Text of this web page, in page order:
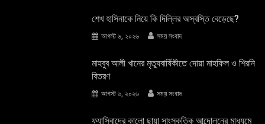
শেখ হাসিনাকে নিয়ে কি দিল্লির অস্বস্তি বেড়েছে?
আগস্ট ৬, ২০২৬ সময় সংবাদ
মাহবুব আলী খানের মৃত্যুবার্ষিকীতে দোয়া মাহফিল ও শিরনি
বিতরণ
আগস্ট ৬, ২০২৬ সময় সংবাদ
ফ্যাসিবাদের কালো ছায়া সাংস্কৃতিক আন্দােলনের মাধ্যমে